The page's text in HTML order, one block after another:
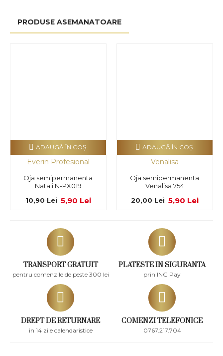
TRANSPORT GRATUIT
pentru comenzile de peste 300 lei
PLATESTE IN SIGURANTA
prin ING Pay
DREPT DE RETURNARE
in 14 zile calendaristice
COMENZI TELEFONICE
0767.217.704
PRODUSE ASEMANATOARE
Everin Profesional
Oja semipermanenta
Natali N-PX019
5,90 Lei
10,90 Lei
ADAUGĂ ÎN COŞ
Venalisa
Oja semipermanenta
Venalisa 754
5,90 Lei
20,00 Lei
ADAUGĂ ÎN COŞ